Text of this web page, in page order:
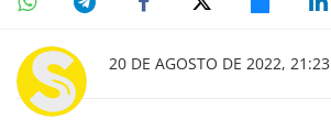
20 DE AGOSTO DE 2022, 21:23